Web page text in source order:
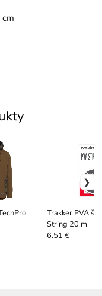
Trakker PVA
String 20 m
6.51 €